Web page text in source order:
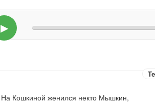
▶
На Кошкиной женился некто Мышкин,